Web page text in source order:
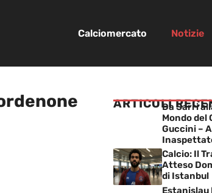
Calciomercato Notizie
ARTICOLIDa Sarri
Mondo del
Guccini –
Calcio: Il
Atteso
di Istanbul
Estanislau